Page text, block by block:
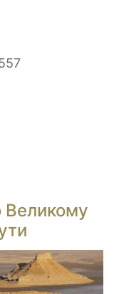
Великому